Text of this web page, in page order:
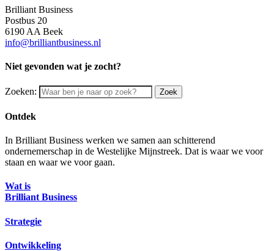
Brilliant Business
Postbus 20
6190 AA Beek
info@brilliantbusiness.nl
Niet gevonden wat je zocht?
Zoeken: Zoek
Ontdek
In Brilliant Business werken we samen aan schitterend
ondernemerschap in de Westelijke Mijnstreek. Dat is waar we voor
staan en waar we voor gaan.
Wat is
Brilliant Business
Strategie
Ontwikkeling